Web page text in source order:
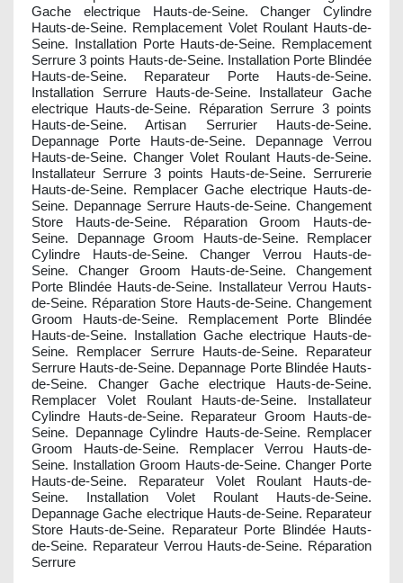
Gache electrique Hauts-de-Seine. Changer Cylindre
Hauts-de-Seine. Remplacement Volet Roulant Hauts-de-
Seine. Installation Porte Hauts-de-Seine. Remplacement
Serrure 3 points Hauts-de-Seine. Installation Porte Blindée
Hauts-de-Seine. Reparateur Porte Hauts-de-Seine.
Installation Serrure Hauts-de-Seine. Installateur Gache
electrique Hauts-de-Seine. Réparation Serrure 3 points
Hauts-de-Seine. Artisan Serrurier Hauts-de-Seine.
Depannage Porte Hauts-de-Seine. Depannage Verrou
Hauts-de-Seine. Changer Volet Roulant Hauts-de-Seine.
Installateur Serrure 3 points Hauts-de-Seine. Serrurerie
Hauts-de-Seine. Remplacer Gache electrique Hauts-de-
Seine. Depannage Serrure Hauts-de-Seine. Changement
Store Hauts-de-Seine. Réparation Groom Hauts-de-
Seine. Depannage Groom Hauts-de-Seine. Remplacer
Cylindre Hauts-de-Seine. Changer Verrou Hauts-de-
Seine. Changer Groom Hauts-de-Seine. Changement
Porte Blindée Hauts-de-Seine. Installateur Verrou Hauts-
de-Seine. Réparation Store Hauts-de-Seine. Changement
Groom Hauts-de-Seine. Remplacement Porte Blindée
Hauts-de-Seine. Installation Gache electrique Hauts-de-
Seine. Remplacer Serrure Hauts-de-Seine. Reparateur
Serrure Hauts-de-Seine. Depannage Porte Blindée Hauts-
de-Seine. Changer Gache electrique Hauts-de-Seine.
Remplacer Volet Roulant Hauts-de-Seine. Installateur
Cylindre Hauts-de-Seine. Reparateur Groom Hauts-de-
Seine. Depannage Cylindre Hauts-de-Seine. Remplacer
Groom Hauts-de-Seine. Remplacer Verrou Hauts-de-
Seine. Installation Groom Hauts-de-Seine. Changer Porte
Hauts-de-Seine. Reparateur Volet Roulant Hauts-de-
Seine. Installation Volet Roulant Hauts-de-Seine.
Depannage Gache electrique Hauts-de-Seine. Reparateur
Store Hauts-de-Seine. Reparateur Porte Blindée Hauts-
de-Seine. Reparateur Verrou Hauts-de-Seine. Réparation
Serrure